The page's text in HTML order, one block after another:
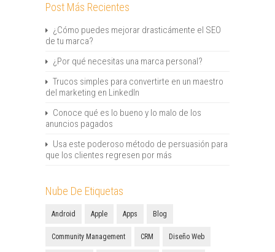
Post Más Recientes
¿Cómo puedes mejorar drasticámente el SEO
de tu marca?
¿Por qué necesitas una marca personal?
Trucos simples para convertirte en un maestro
del marketing en LinkedIn
Conoce qué es lo bueno y lo malo de los
anuncios pagados
Usa este poderoso método de persuasión para
que los clientes regresen por más
Nube De Etiquetas
Android Apple Apps Blog
Community Management CRM Diseño Web